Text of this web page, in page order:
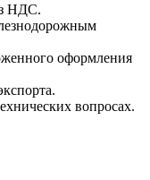
НДС.
оформления
вопросах.